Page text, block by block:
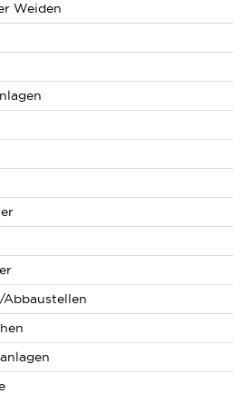
Weiden